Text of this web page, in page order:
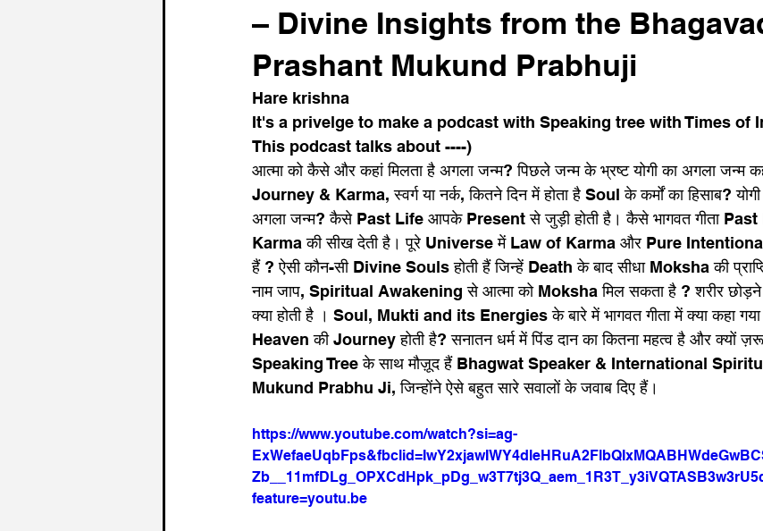
– Divine Insights from the
Prashant Mukund Prabhuji
Hare krishna
It's a privelge to make a podcast with Speaking tree with Times of
This podcast talks about ----)
आत्मा को कैसे और कहां मिलता है अगला जन्म? पिछले जन्म के भ्रष्ट योगी का अगला जन्म
Journey & Karma, स्वर्ग या नर्क, कितने दिन में होता है Soul के कर्मों का हिसाब? योगी
अगला जन्म? कैसे Past Life आपके Present से जुड़ी होती है। कैसे भागवत गीता
Karma की सीख देती है। पूरे Universe में Law of Karma और Pure
हैं ? ऐसी कौन-सी Divine Souls होती हैं जिन्हें Death के बाद सीधा Moksha की
नाम जाप, Spiritual Awakening से आत्मा को Moksha मिल सकता है ? शरीर
क्या होती है । Soul, Mukti and its Energies के बारे में भागवत गीता में क्या कहा
Heaven की Journey होती है? सनातन धर्म में पिंड दान का कितना महत्व है और क्यों
Speaking Tree के साथ मौज़ूद हैं Bhagwat Speaker & International
Mukund Prabhu Ji, जिन्होंने ऐसे बहुत सारे सवालों के जवाब दिए हैं।
https://www.youtube.com/watch?si=ag-
feature=youtu.be